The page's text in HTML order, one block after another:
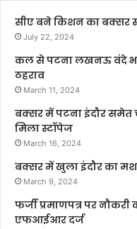
सीए बने किशन का बक्सर
July 22, 2024
कल से पटना लखनऊ वंदे
ठहराव
March 11, 2024
बक्सर में पटना इंदौर समेत
मिला स्टॉपेज
March 16, 2024
बक्सर में खुला इंदौर का
March 9, 2024
फर्जी प्रमाणपत्र पर नौकरी
एफआईआर दर्ज